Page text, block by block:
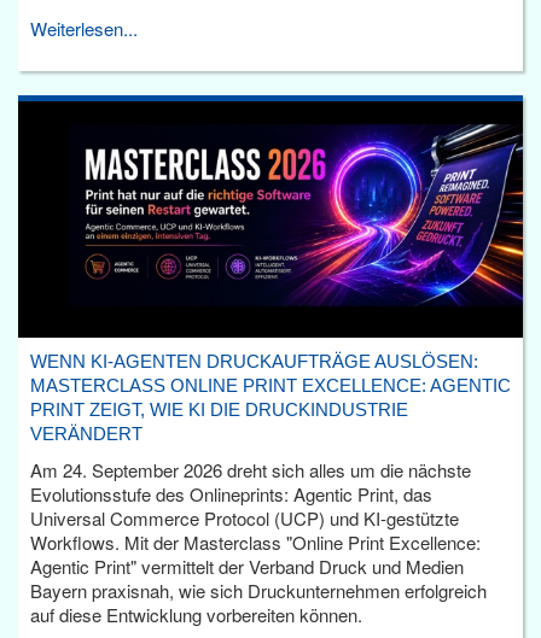
Weiterlesen...
WENN KI-AGENTEN DRUCKAUFTRÄGE AUSLÖSEN:
MASTERCLASS ONLINE PRINT EXCELLENCE: AGENTIC
PRINT ZEIGT, WIE KI DIE DRUCKINDUSTRIE
VERÄNDERT
Am 24. September 2026 dreht sich alles um die nächste
Evolutionsstufe des Onlineprints: Agentic Print, das
Universal Commerce Protocol (UCP) und KI-gestützte
Workflows. Mit der Masterclass "Online Print Excellence:
Agentic Print" vermittelt der Verband Druck und Medien
Bayern praxisnah, wie sich Druckunternehmen erfolgreich
auf diese Entwicklung vorbereiten können.